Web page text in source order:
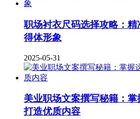
职场衬衣尺码选择攻略：
得体形象
2025-05-31
美业职场文案撰写秘籍：
打造优质内容